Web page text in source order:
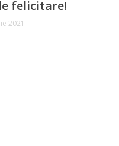
felicitare!
2021